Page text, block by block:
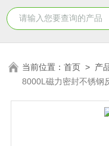
当前位置：首页 > 产
8000L磁力密封不锈钢